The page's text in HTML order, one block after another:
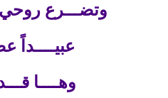
وتضـــرع
عبيــــداً
وهــــا